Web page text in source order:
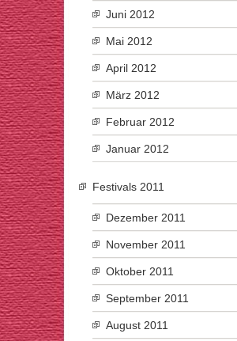
Juni 2012
Mai 2012
April 2012
März 2012
Februar 2012
Januar 2012
Festivals 2011
Dezember 2011
November 2011
Oktober 2011
September 2011
August 2011